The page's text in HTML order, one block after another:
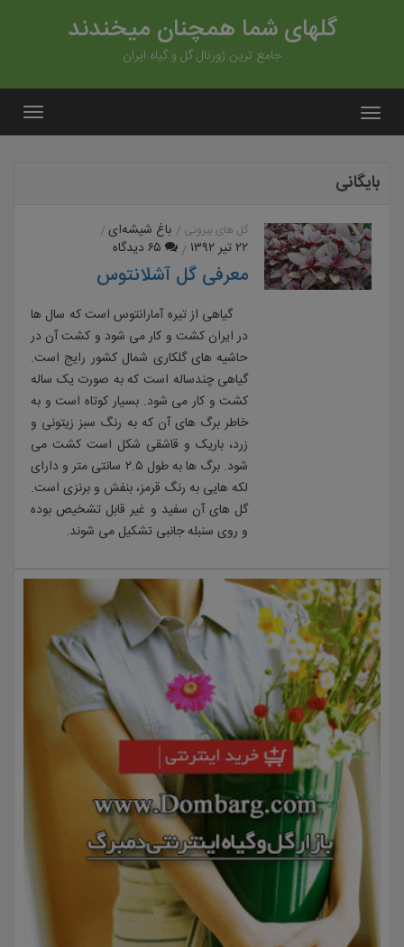
گلهای شما همچنان میخندند
جامع ترین ژورنال گل و گیاه ایران
بایگانی
گل های بیرونی
باغ شیشه‌ای
۲۲ تیر ۱۳۹۲
۶۵ دیدگاه
معرفی گل آشلانتوس
گیاهی از تیره آمارانتوس است که سال ها
در ایران کشت و کار می شود و کشت آن در
حاشیه های گلکاری شمال کشور رایج است.
گیاهی چندساله است که به صورت یک ساله
کشت و کار می شود. بسیار کوتاه است و به
خاطر برگ های آن که به رنگ سبز زیتونی و
زرد، باریک و قاشقی شکل است کشت می
شود. برگ ها به طول ۲.۵ سانتی متر و دارای
لکه هایی به رنگ قرمز، بنفش و برنزی است.
گل های آن سفید و غیر قابل تشخیص بوده
و روی سنبله جانبی تشکیل می شوند.